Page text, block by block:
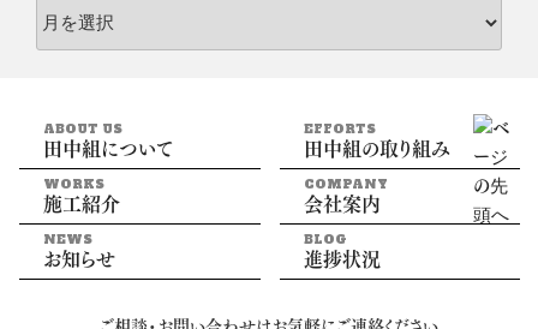
田中組について
ABOUT US
田中組の取り組み
EFFORTS
施工紹介
WORKS
会社案内
COMPANY
お知らせ
NEWS
進捗状況
BLOG